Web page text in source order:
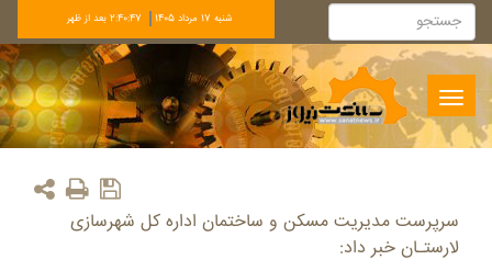
شنبه 17 مرداد 1405 2:40:47 بعد از ظهر
Toggle
navigation
سرپرست مدیریت مسکن و ساختمان اداره کل شهرسازی
لارستـان خبر داد: